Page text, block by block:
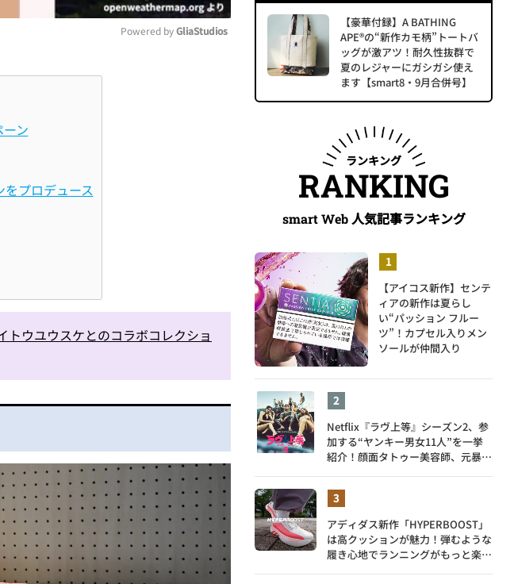
Powered by GliaStudios
ン
プロデュース
ウユウスケとのコラボコレクショ
【豪華付録】A BATHING
APE®の“新作カモ柄”トートバ
ッグが激アツ！耐久性抜群で
夏のレジャーにガシガシ使え
ます【smart8・9月合併号】
ランキング
RANKING
smart Web人気記事ランキング
【アイコス新作】センテ
ィアの新作は夏らし
い“パッション フルー
ツ”！カプセル入りメン
ソールが仲間入り
Netflix『ラヴ上等』シーズン2、参
加する“ヤンキー男女11人”を一挙
紹介！顔面タトゥー美容師、元暴走
アディダス新作「HYPERBOOST」
は高クッションが魅力！弾むような
履き心地でランニングがもっと楽し